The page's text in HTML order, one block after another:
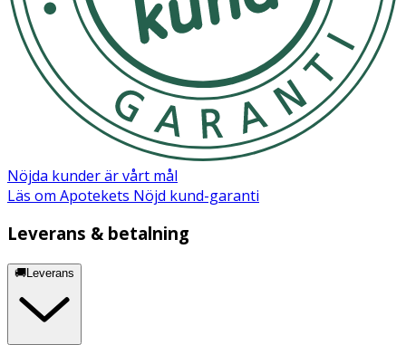
Nöjda kunder är vårt mål
Läs om Apotekets Nöjd kund-garanti
Leverans & betalning
🚚Leverans